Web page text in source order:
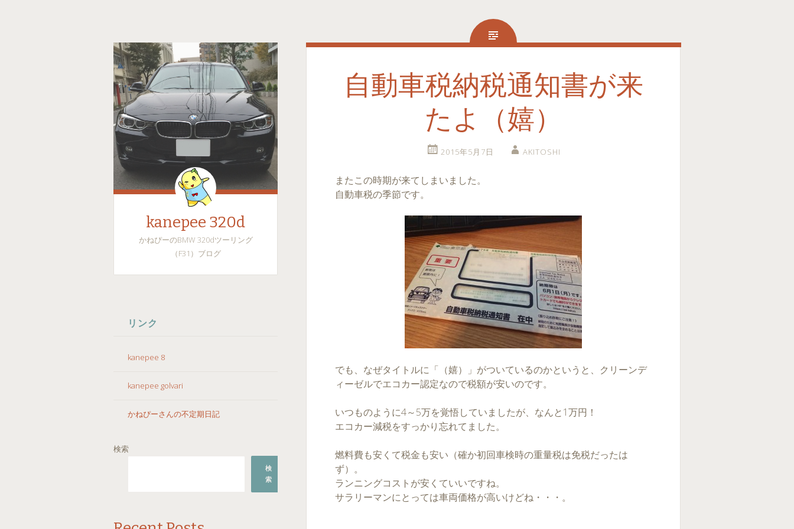
kanepee 320d
かねぴーのBMW 320dツーリング
（F31）ブログ
テ
ツ
ス
ッ
リンク
kanepee 8
kanepee golvari
かねぴーさんの不定期日記
検索
検
索
自動車税納税通知書が来
たよ（嬉）
2015年5月7日 AKITOSHI
またこの時期が来てしまいました。
自動車税の季節です。
でも、なぜタイトルに「（嬉）」がついているのかというと、クリーンデ
ィーゼルでエコカー認定なので税額が安いのです。
いつものように4～5万を覚悟していましたが、なんと1万円！
エコカー減税をすっかり忘れてました。
燃料費も安くて税金も安い（確か初回車検時の重量税は免税だったは
ず）。
ランニングコストが安くていいですね。
サラリーマンにとっては車両価格が高いけどね・・・。